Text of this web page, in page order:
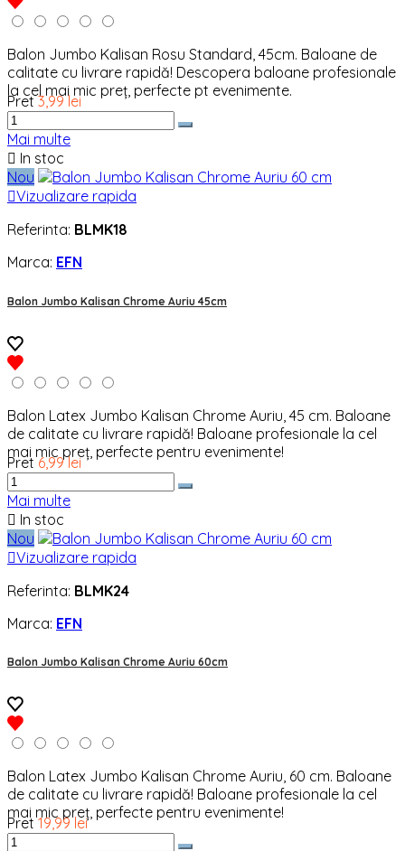
Balon Jumbo Kalisan Rosu Standard, 45cm. Baloane de
calitate cu livrare rapidă! Descopera baloane profesionale
la cel mai mic preț, perfecte pt evenimente.
Pret 3,99 lei
Mai multe
 In stoc
Nou
Vizualizare rapida
Referinta: BLMK18
Marca: EFN
Balon Jumbo Kalisan Chrome Auriu 45cm
Balon Latex Jumbo Kalisan Chrome Auriu, 45 cm. Baloane
de calitate cu livrare rapidă! Baloane profesionale la cel
mai mic preț, perfecte pentru evenimente!
Pret 6,99 lei
Mai multe
 In stoc
Nou
Vizualizare rapida
Referinta: BLMK24
Marca: EFN
Balon Jumbo Kalisan Chrome Auriu 60cm
Balon Latex Jumbo Kalisan Chrome Auriu, 60 cm. Baloane
de calitate cu livrare rapidă! Baloane profesionale la cel
mai mic preț, perfecte pentru evenimente!
Pret 19,99 lei